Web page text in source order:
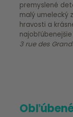
premyslené
malý umelecký
hravosti a
3 rue des